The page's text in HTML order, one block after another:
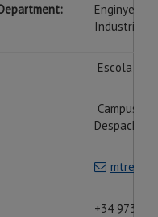
Enginyeria
Industrial
Escola
Campus
Despacho
+34 973 70